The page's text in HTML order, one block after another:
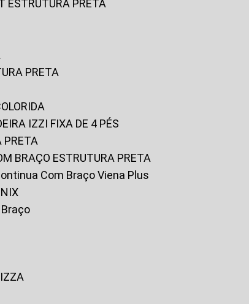
ESTRUTURA PRETA
PRETA
IZZI FIXA DE 4 PÉS
PRETA
BRAÇO ESTRUTURA PRETA
Com Braço Viena Plus
Braço